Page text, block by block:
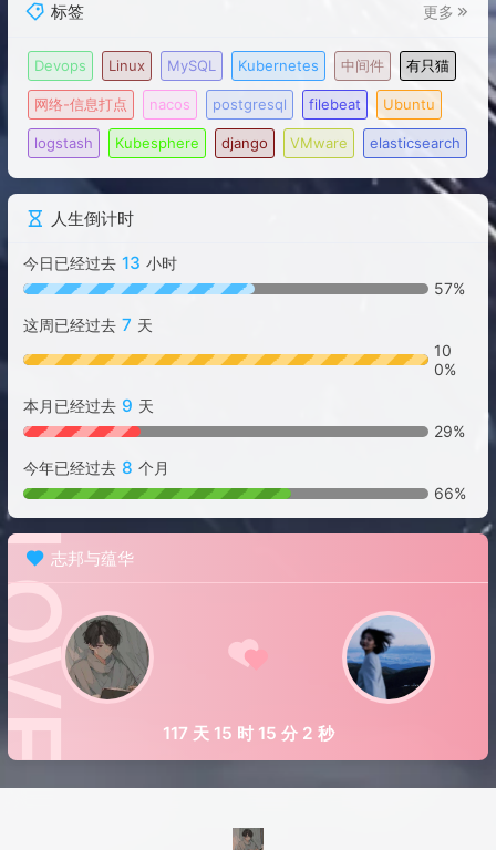
标签 更多
Devops Linux MySQL Kubernetes 中间件 有只猫
网络-信息打点 nacos postgresql filebeat Ubuntu
logstash Kubesphere django VMware elasticsearch
人生倒计时
今日已经过去 13 小时
57%
这周已经过去 7 天
10
0%
本月已经过去 9 天
29%
今年已经过去 8 个月
66%
志邦与蕴华
117 天 15 时 15 分 3 秒